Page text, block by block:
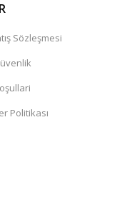
Sözleşmesi
Politikası